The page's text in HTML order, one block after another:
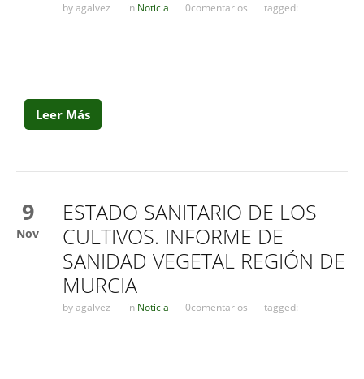
byagalvez in Noticia 0comentarios tagged:
Leer Más
9
Nov
ESTADO SANITARIO DE LOS
CULTIVOS. INFORME DE
SANIDAD VEGETAL REGIÓN DE
MURCIA
byagalvez in Noticia 0comentarios tagged: